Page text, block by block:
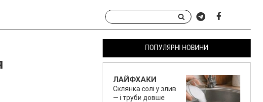
ПОПУЛЯРНІ НОВИНИ
ЛАЙФХАКИ
Склянка солі у злив
— і труби довше